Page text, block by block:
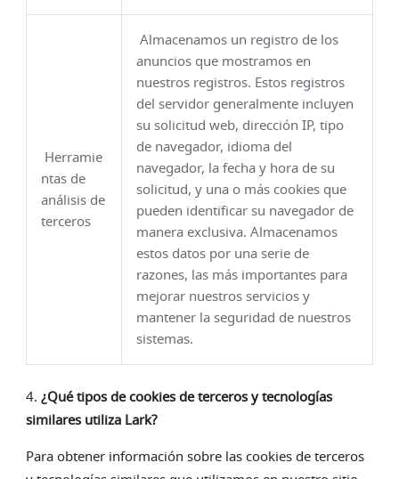
Herramie
ntas de
análisis de
terceros
Almacenamos un registro de los
anuncios que mostramos en
nuestros registros. Estos registros
del servidor generalmente incluyen
su solicitud web, dirección IP, tipo
de navegador, idioma del
navegador, la fecha y hora de su
solicitud, y una o más cookies que
pueden identificar su navegador de
manera exclusiva. Almacenamos
estos datos por una serie de
razones, las más importantes para
mejorar nuestros servicios y
mantener la seguridad de nuestros
sistemas.
4. ¿Qué tipos de cookies de terceros y tecnologías
similares utiliza Lark?
Para obtener información sobre las cookies de terceros